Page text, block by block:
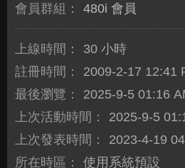
會員群組： 480i 會員
上線時間：
30 小時
註冊時間：
2009-2-17 12:41
最後瀏覽：
2025-9-5 01:16
上次活動時間：
2025-9-5
上次發表時間：
2023-4-19
所在時區：
使用系統預設